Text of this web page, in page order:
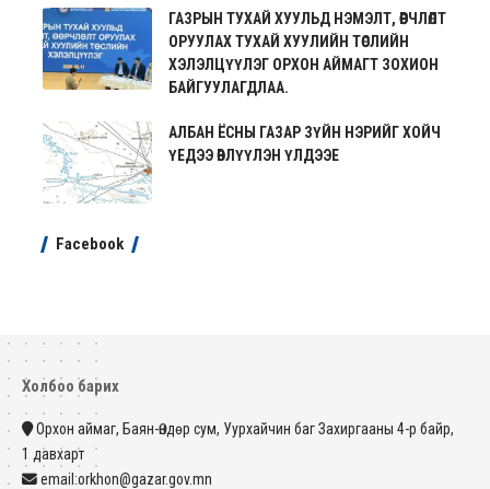
ГАЗРЫН ТУХАЙ ХУУЛЬД НЭМЭЛТ, ӨӨРЧЛӨЛТ
ОРУУЛАХ ТУХАЙ ХУУЛИЙН ТӨСЛИЙН
ХЭЛЭЛЦҮҮЛЭГ ОРХОН АЙМАГТ ЗОХИОН
БАЙГУУЛАГДЛАА.
АЛБАН ЁСНЫ ГАЗАР ЗҮЙН НЭРИЙГ ХОЙЧ
ҮЕДЭЭ ӨВЛҮҮЛЭН ҮЛДЭЭЕ
Facebook
Холбоо барих
Орхон аймаг, Баян-Өндөр сум, Уурхайчин баг Захиргааны 4-р байр,
1 давхарт
email:orkhon@gazar.gov.mn